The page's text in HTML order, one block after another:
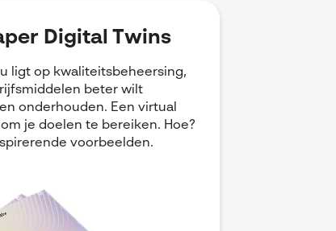
Digital Twins
ligt op kwaliteitsbeheersing,
beter wilt
onderhouden. Een virtual
je doelen te bereiken. Hoe?
voorbeelden.